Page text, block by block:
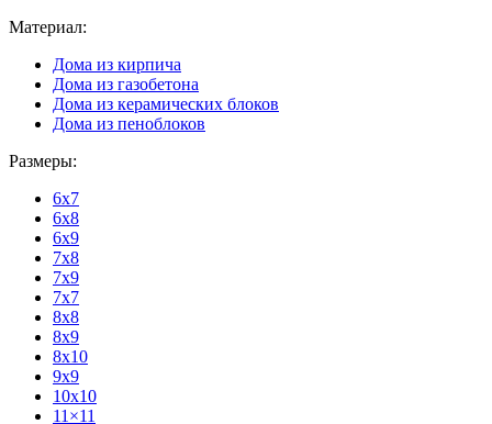
Материал:
Дома из кирпича
Дома из газобетона
Дома из керамических блоков
Дома из пеноблоков
Размеры:
6x7
6x8
6x9
7x8
7x9
7x7
8x8
8x9
8x10
9x9
10x10
11×11